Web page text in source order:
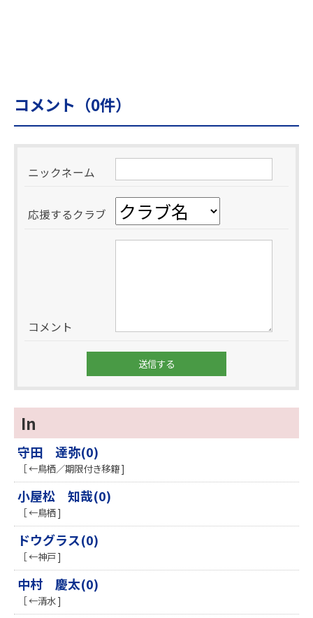
コメント（0件）
ニックネーム
応援するクラブ
コメント
In
守田 達弥(0)
［ ←鳥栖／期限付き移籍 ]
小屋松 知哉(0)
［ ←鳥栖 ]
ドウグラス(0)
［ ←神戸 ]
中村 慶太(0)
［ ←清水 ]